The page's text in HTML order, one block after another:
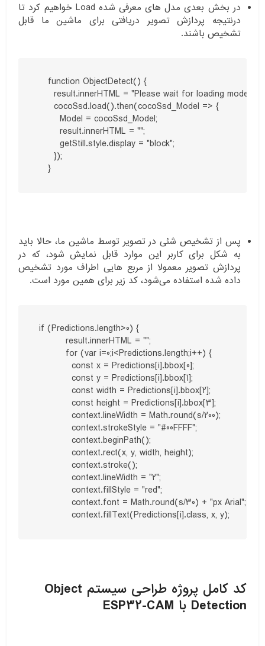
در بخش بعدی مدل های معرفی شده Load خواهیم کرد تا
درنتیجه پردازش تصویر دریافتی برای ماشین ما قابل
تشخیص باشند.
    function ObjectDetect() {
      result.innerHTML = "Please wait for loading model.";
      cocoSsd.load().then(cocoSsd_Model => {
        Model = cocoSsd_Model;
        result.innerHTML = "";
        getStill.style.display = "block";
      });
    }
پس از تشخیص شئی در تصویر توسط ماشین ما، حالا باید
به شکل برای کاربر این موارد قابل نمایش شود، که در
پردازش تصویر معمولا از مربع هایی اطراف مورد تشخیص
داده شده استفاده می‌شود، کد زیر برای همین مورد است.
if (Predictions.length>0) {
          result.innerHTML = "";
          for (var i=0;i<Predictions.length;i++) {
            const x = Predictions[i].bbox[0];
            const y = Predictions[i].bbox[1];
            const width = Predictions[i].bbox[2];
            const height = Predictions[i].bbox[3];
            context.lineWidth = Math.round(s/200);
            context.strokeStyle = "#00FFFF";
            context.beginPath();
            context.rect(x, y, width, height);
            context.stroke();
            context.lineWidth = "2";
            context.fillStyle = "red";
            context.font = Math.round(s/30) + "px Arial";
            context.fillText(Predictions[i].class, x, y);
کد کامل پروژه طراحی سیستم Object
Detection با ESP32-CAM